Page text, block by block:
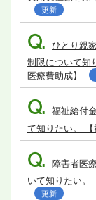
更新
Q. ひとり親
制限について知
医療費助成】
Q. 福祉給付
て知りたい。 【
Q. 障害者医
いて知りたい。
更新